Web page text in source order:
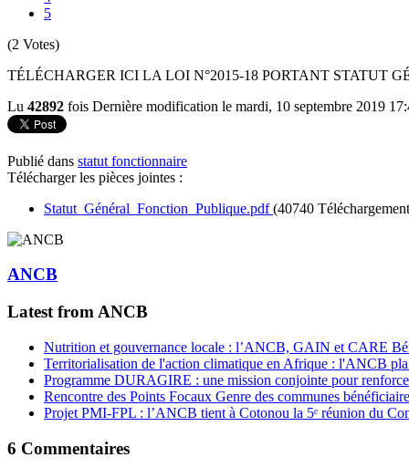
5
(2 Votes)
TÉLÉCHARGER ICI LA LOI N°2015-18 PORTANT STATUT
Lu 42892 fois Dernière modification le mardi, 10 septembre 2019
Publié dans statut fonctionnaire
Télécharger les pièces jointes :
Statut_Général_Fonction_Publique.pdf(40740
ANCB
Latest from ANCB
Nutrition et gouvernance locale : l’ANCB, GAIN et CARE
Territorialisation de l'action climatique en Afrique : l'ANCB
Programme DURAGIRE : une mission conjointe pour
Rencontre des Points Focaux Genre des communes
Projet PMI-FPL : l’ANCB tient à Cotonou la 5ᵉ réunion du
6 Commentaires